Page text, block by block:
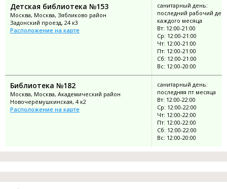
Детская библиотека №153
Москва, Москва, Зябликово район
Задонский проезд, 24 к3
Расположение на карте
санитарный день:
последний рабочий
каждого месяца
Вт: 12:00-21:00
Ср: 12:00-21:00
Чт: 12:00-21:00
Пт: 12:00-21:00
Сб: 12:00-21:00
Вс: 12:00-20:00
Библиотека №182
Москва, Москва, Академический район
Новочерёмушкинская, 4 к2
Расположение на карте
санитарный день:
последняя пт месяца
Вт: 12:00-22:00
Ср: 12:00-22:00
Чт: 12:00-22:00
Пт: 12:00-22:00
Сб: 12:00-22:00
Вс: 12:00-20:00